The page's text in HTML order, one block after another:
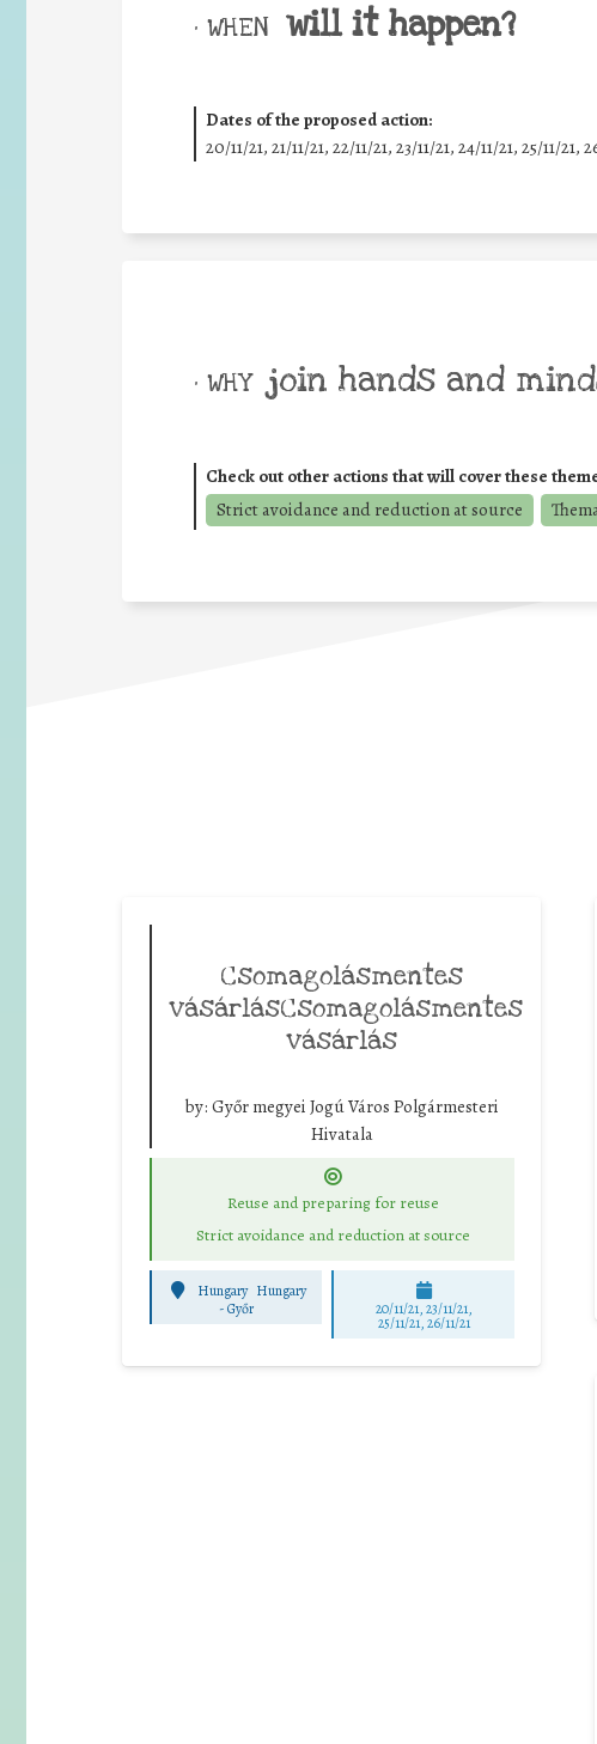
• WHEN will it happen?
Dates of the proposed action:
20/11/21, 21/11/21, 22/11/21, 23/11/21, 24/11/21, 25/11/21,
• WHY join hands and
Check out other actions that will cover these
Strict avoidance and reduction at source
Csomagolásmentes
vásárlásCsomagolásmentes
vásárlás
by: Győr megyei Jogú Város Polgármesteri
Hivatala
Reuse and preparing for reuse
Strict avoidance and reduction at source
Hungary Hungary
-Győr 20/11/21, 23/11/21,
25/11/21, 26/11/21